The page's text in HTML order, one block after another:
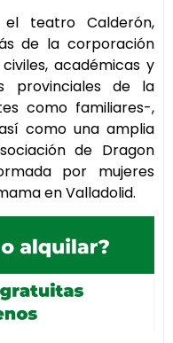
teatro Calderón,
de la corporación
académicas y
provinciales de la
como familiares-,
como una amplia
de Dragon
por mujeres
en Valladolid.